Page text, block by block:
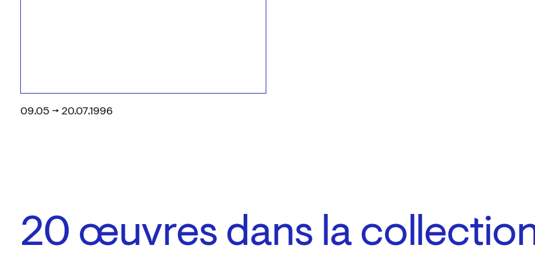
09.05 → 20.07.1996
20 œuvres dans la